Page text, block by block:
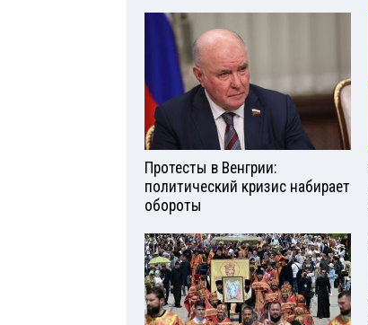
Протесты в Венгрии:
политический кризис набирает
обороты